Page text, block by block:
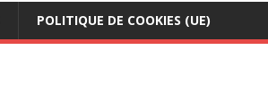
POLITIQUE DE COOKIES (UE)